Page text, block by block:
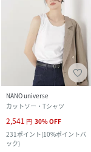
NANO universe
カットソー・Tシャツ
2,541 円 30%OFF
231ポイント(10%ポイントバ
ック)